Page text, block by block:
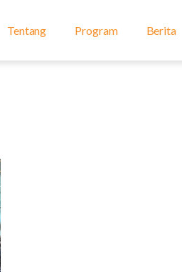
Tentang Program Berita